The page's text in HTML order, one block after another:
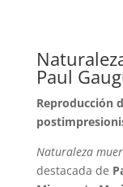
Paul
Reproducción
Naturaleza
destacada de